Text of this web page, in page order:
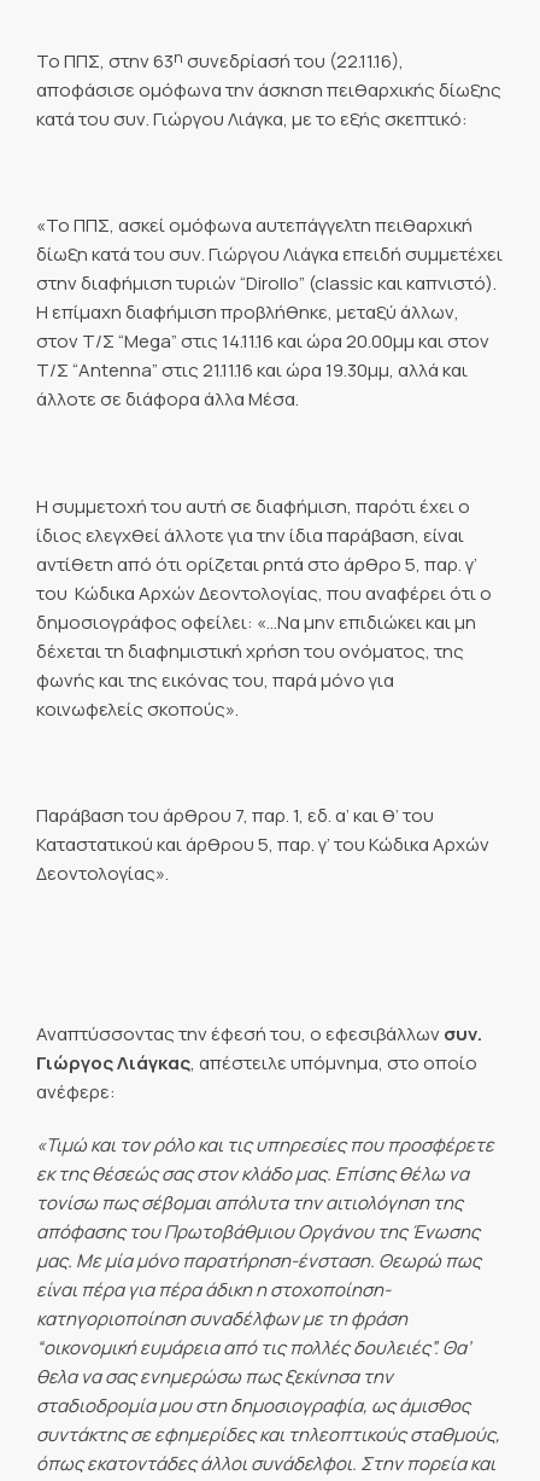
Το ΠΠΣ, στην 63η συνεδρίασή του (22.11.16),
αποφάσισε ομόφωνα την άσκηση πειθαρχικής δίωξης
κατά του συν. Γιώργου Λιάγκα, με το εξής σκεπτικό:
«Το ΠΠΣ, ασκεί ομόφωνα αυτεπάγγελτη πειθαρχική
δίωξη κατά του συν. Γιώργου Λιάγκα επειδή συμμετέχει
στην διαφήμιση τυριών “Dirollo” (classic και καπνιστό).
Η επίμαχη διαφήμιση προβλήθηκε, μεταξύ άλλων,
στον Τ/Σ “Mega” στις 14.11.16 και ώρα 20.00μμ και στον
Τ/Σ “Antenna” στις 21.11.16 και ώρα 19.30μμ, αλλά και
άλλοτε σε διάφορα άλλα Μέσα.
Η συμμετοχή του αυτή σε διαφήμιση, παρότι έχει ο
ίδιος ελεγχθεί άλλοτε για την ίδια παράβαση, είναι
αντίθετη από ότι ορίζεται ρητά στο άρθρο 5, παρ. γ’
του Κώδικα Αρχών Δεοντολογίας, που αναφέρει ότι ο
δημοσιογράφος οφείλει: «…Να μην επιδιώκει και μη
δέχεται τη διαφημιστική χρήση του ονόματος, της
φωνής και της εικόνας του, παρά μόνο για
κοινωφελείς σκοπούς».
Παράβαση του άρθρου 7, παρ. 1, εδ. α’ και θ’ του
Καταστατικού και άρθρου 5, παρ. γ’ του Κώδικα Αρχών
Δεοντολογίας».
Αναπτύσσοντας την έφεσή του, ο εφεσιβάλλωνσυν.
Γιώργος Λιάγκας, απέστειλε υπόμνημα, στο οποίο
ανέφερε:
«Τιμώ και τον ρόλο και τις υπηρεσίες που προσφέρετε
εκ της θέσεώς σας στον κλάδο μας. Επίσης θέλω να
τονίσω πως σέβομαι απόλυτα την αιτιολόγηση της
απόφασης του Πρωτοβάθμιου Οργάνου της Ένωσης
μας. Με μία μόνο παρατήρηση-ένσταση. Θεωρώ πως
είναι πέρα για πέρα άδικη η στοχοποίηση-
κατηγοριοποίηση συναδέλφων με τη φράση
“οικονομική ευμάρεια από τις πολλές δουλειές”. Θα’
θελα να σας ενημερώσω πως ξεκίνησα την
σταδιοδρομία μου στη δημοσιογραφία, ως άμισθος
συντάκτης σε εφημερίδες και τηλεοπτικούς σταθμούς,
όπως εκατοντάδες άλλοι συνάδελφοι. Στην πορεία και